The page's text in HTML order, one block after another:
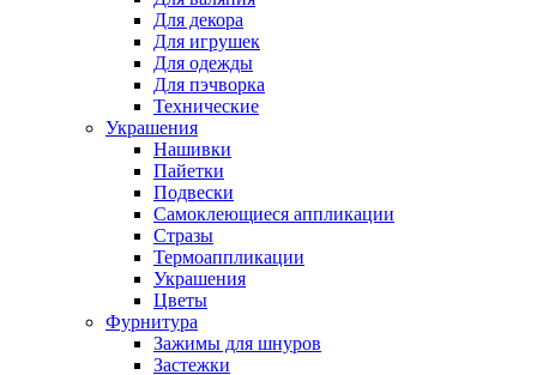
Для декора
Для игрушек
Для одежды
Для пэчворка
Технические
Украшения
Нашивки
Пайетки
Подвески
Самоклеющиеся аппликации
Стразы
Термоаппликации
Украшения
Цветы
Фурнитура
Зажимы для шнуров
Застежки